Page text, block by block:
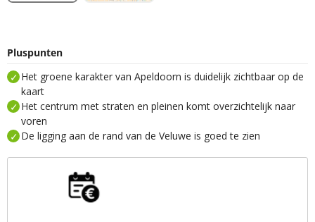
Pluspunten
Het groene karakter van Apeldoorn is duidelijk zichtbaar op de
kaart
Het centrum met straten en pleinen komt overzichtelijk naar
voren
De ligging aan de rand van de Veluwe is goed te zien